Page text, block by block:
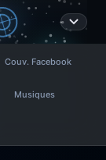
Couv. Facebook
Musiques